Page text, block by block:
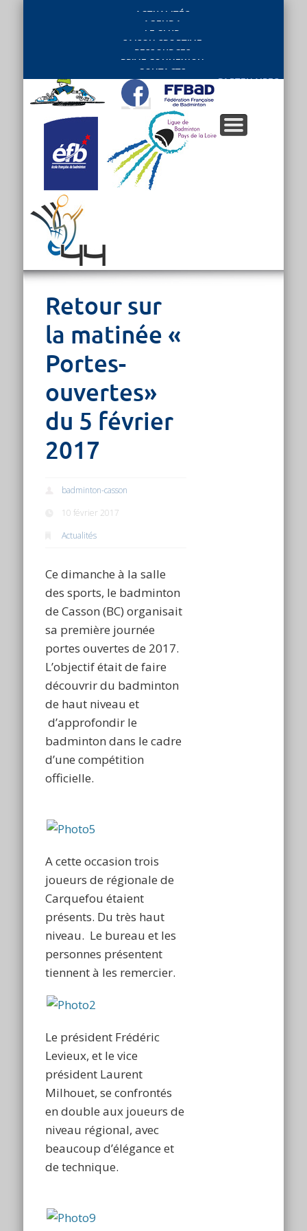
ACTUALITÉS
AGENDA
LE CLUB
SAISON SPORTIVE
RESSOURCES
PRIVE CONNEXION
CONTACTS
PARTENAIRES
Retour sur
la matinée «
Portes-
ouvertes»
du 5 février
2017
badminton-casson
10 février 2017
Actualités
Ce dimanche à la salle
des sports, le badminton
de Casson (BC) organisait
sa première journée
portes ouvertes de 2017.
L’objectif était de faire
découvrir du badminton
de haut niveau et
d’approfondir le
badminton dans le cadre
d’une compétition
officielle.
A cette occasion trois
joueurs de régionale de
Carquefou étaient
présents. Du très haut
niveau. Le bureau et les
personnes présentent
tiennent à les remercier.
Le président Frédéric
Levieux, et le vice
président Laurent
Milhouet, se confrontés
en double aux joueurs de
niveau régional, avec
beaucoup d’élégance et
de technique.